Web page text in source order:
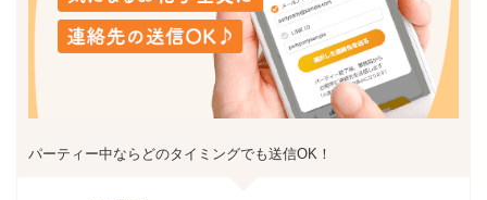
パーティー中ならどのタイミングでも送信OK！